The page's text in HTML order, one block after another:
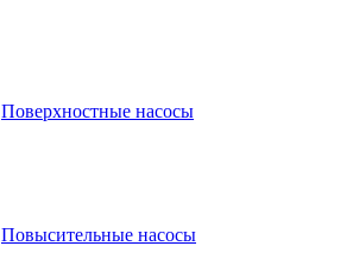
Поверхностные насосы
Повысительные насосы